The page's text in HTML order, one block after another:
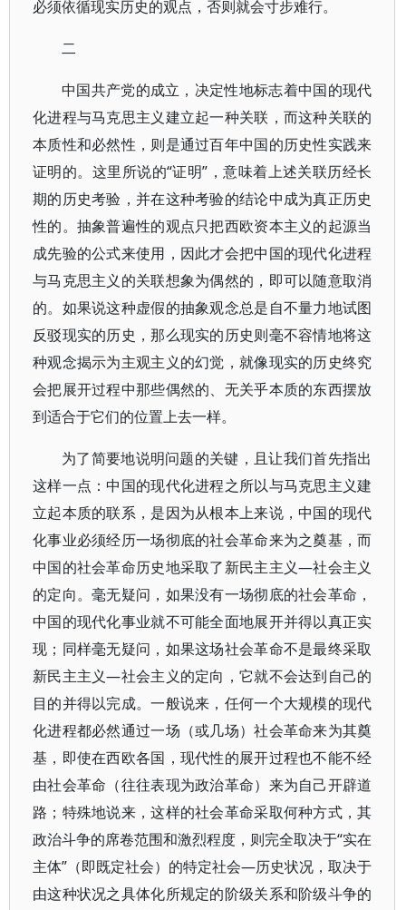
必须依循现实历史的观点，否则就会寸步难行。
二
中国共产党的成立，决定性地标志着中国的现代
化进程与马克思主义建立起一种关联，而这种关联的
本质性和必然性，则是通过百年中国的历史性实践来
证明的。这里所说的“证明”，意味着上述关联历经长
期的历史考验，并在这种考验的结论中成为真正历史
性的。抽象普遍性的观点只把西欧资本主义的起源当
成先验的公式来使用，因此才会把中国的现代化进程
与马克思主义的关联想象为偶然的，即可以随意取消
的。如果说这种虚假的抽象观念总是自不量力地试图
反驳现实的历史，那么现实的历史则毫不容情地将这
种观念揭示为主观主义的幻觉，就像现实的历史终究
会把展开过程中那些偶然的、无关乎本质的东西摆放
到适合于它们的位置上去一样。
为了简要地说明问题的关键，且让我们首先指出
这样一点：中国的现代化进程之所以与马克思主义建
立起本质的联系，是因为从根本上来说，中国的现代
化事业必须经历一场彻底的社会革命来为之奠基，而
中国的社会革命历史地采取了新民主主义—社会主义
的定向。毫无疑问，如果没有一场彻底的社会革命，
中国的现代化事业就不可能全面地展开并得以真正实
现；同样毫无疑问，如果这场社会革命不是最终采取
新民主主义—社会主义的定向，它就不会达到自己的
目的并得以完成。一般说来，任何一个大规模的现代
化进程都必然通过一场（或几场）社会革命来为其奠
基，即使在西欧各国，现代性的展开过程也不能不经
由社会革命（往往表现为政治革命）来为自己开辟道
路；特殊地说来，这样的社会革命采取何种方式，其
政治斗争的席卷范围和激烈程度，则完全取决于“实在
主体”（即既定社会）的特定社会—历史状况，取决于
由这种状况之具体化所规定的阶级关系和阶级斗争的